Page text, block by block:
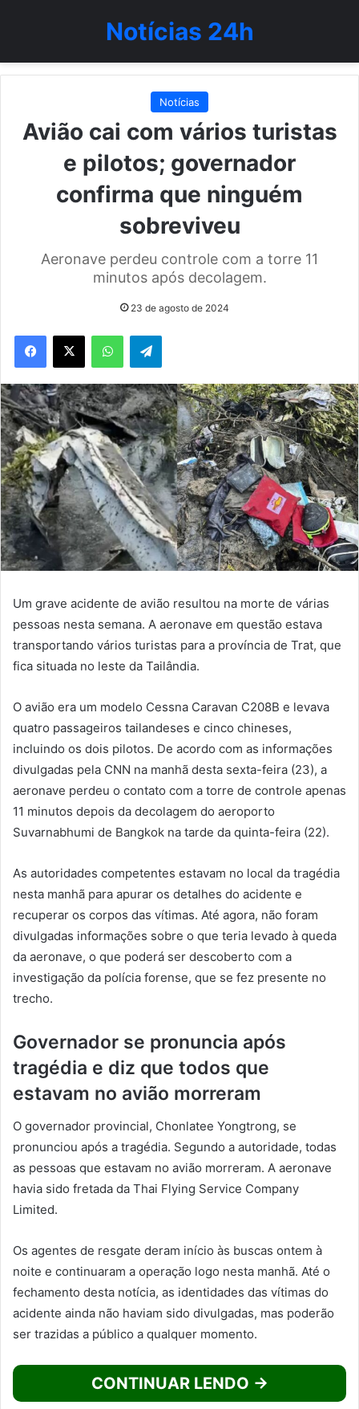
Notícias 24h
Notícias
Avião cai com vários turistas
e pilotos; governador
confirma que ninguém
sobreviveu
Aeronave perdeu controle com a torre 11
minutos após decolagem.
23 de agosto de 2024
WhatsAppTelegram
Um grave acidente de avião resultou na morte de várias
pessoas nesta semana. A aeronave em questão estava
transportando vários turistas para a província de Trat, que
fica situada no leste da Tailândia.
O avião era um modelo Cessna Caravan C208B e levava
quatro passageiros tailandeses e cinco chineses,
incluindo os dois pilotos. De acordo com as informações
divulgadas pela CNN na manhã desta sexta-feira (23), a
aeronave perdeu o contato com a torre de controle apenas
11 minutos depois da decolagem do aeroporto
Suvarnabhumi de Bangkok na tarde da quinta-feira (22).
As autoridades competentes estavam no local da tragédia
nesta manhã para apurar os detalhes do acidente e
recuperar os corpos das vítimas. Até agora, não foram
divulgadas informações sobre o que teria levado à queda
da aeronave, o que poderá ser descoberto com a
investigação da polícia forense, que se fez presente no
trecho.
Governador se pronuncia após
tragédia e diz que todos que
estavam no avião morreram
O governador provincial, Chonlatee Yongtrong, se
pronunciou após a tragédia. Segundo a autoridade, todas
as pessoas que estavam no avião morreram. A aeronave
havia sido fretada da Thai Flying Service Company
Limited.
Os agentes de resgate deram início às buscas ontem à
noite e continuaram a operação logo nesta manhã. Até o
fechamento desta notícia, as identidades das vítimas do
acidente ainda não haviam sido divulgadas, mas poderão
ser trazidas a público a qualquer momento.
CONTINUAR LENDO →